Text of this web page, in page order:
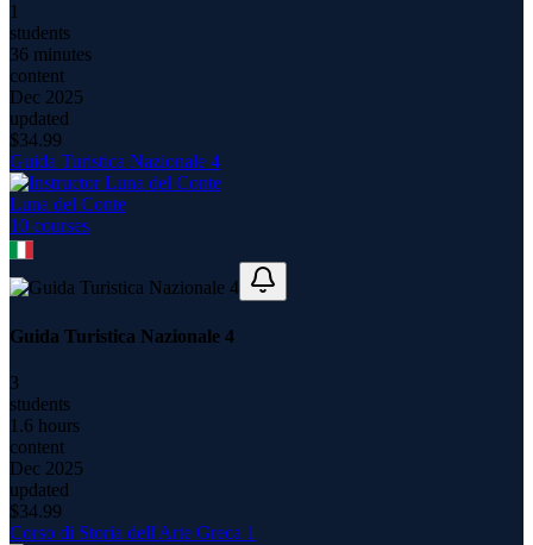
1
students
36 minutes
content
Dec 2025
updated
$34.99
Guida Turistica Nazionale 4
Luna del Conte
10 courses
Guida Turistica Nazionale 4
3
students
1.6 hours
content
Dec 2025
updated
$34.99
Corso di Storia dell'Arte Greca 1